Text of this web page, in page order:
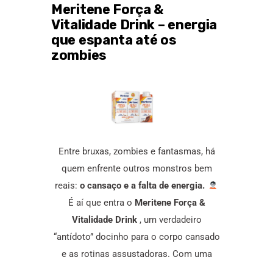
Meritene Força &
Vitalidade Drink – energia
que espanta até os
zombies
Entre bruxas, zombies e fantasmas, há
quem enfrente outros monstros bem
reais:o cansaço e a falta de energia.
É aí que entra o Meritene Força &
Vitalidade Drink , um verdadeiro
“antídoto” docinho para o corpo cansado
e as rotinas assustadoras. Com uma